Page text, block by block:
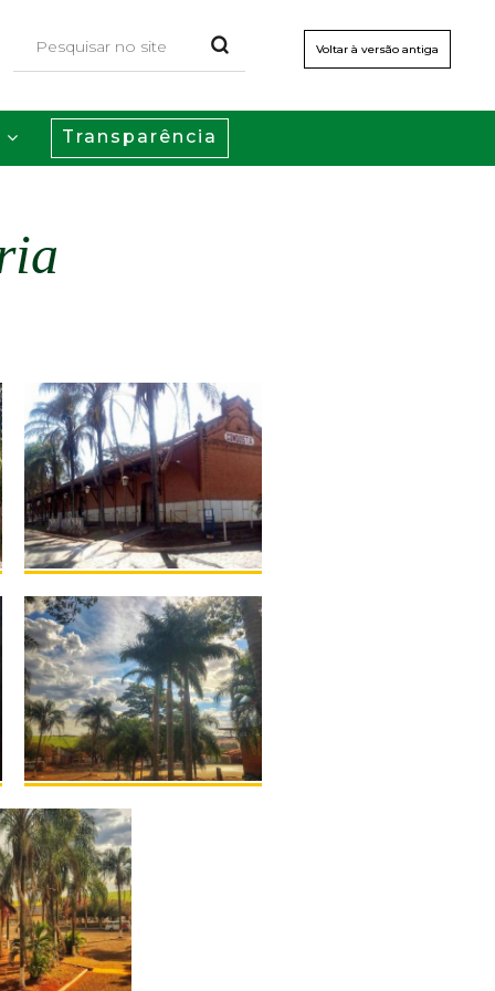
Voltar à versão antiga
Transparência